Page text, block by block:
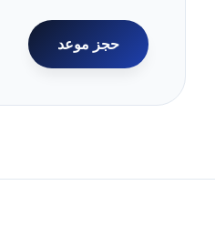
حجز موعد